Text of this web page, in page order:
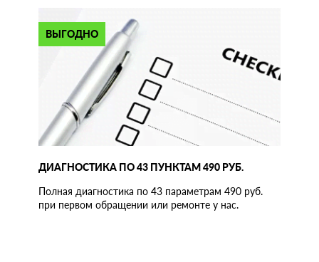
ВЫГОДНО
ДИАГНОСТИКА ПО 43 ПУНКТАМ 490 РУБ.
Полная диагностика по 43 параметрам 490 руб.
при первом обращении или ремонте у нас.